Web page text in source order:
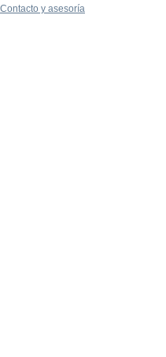
Contacto y asesoría